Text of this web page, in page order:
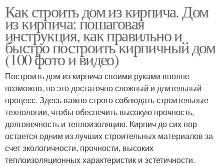
Как строить дом из кирпича. Дом
из кирпича: пошаговая
инструкция, как правильно и
быстро построить кирпичный дом
(100 фото и видео)
Построить дом из кирпича своими руками вполне
возможно, но это достаточно сложный и длительный
процесс. Здесь важно строго соблюдать строительные
технологии, чтобы обеспечить высокую прочность,
долговечность и теплоизоляцию. Кирпич до сих пор
остается одним из лучших строительных материалов за
счет экологичности, прочности, высоких
теплоизоляционных характеристик и эстетичности.